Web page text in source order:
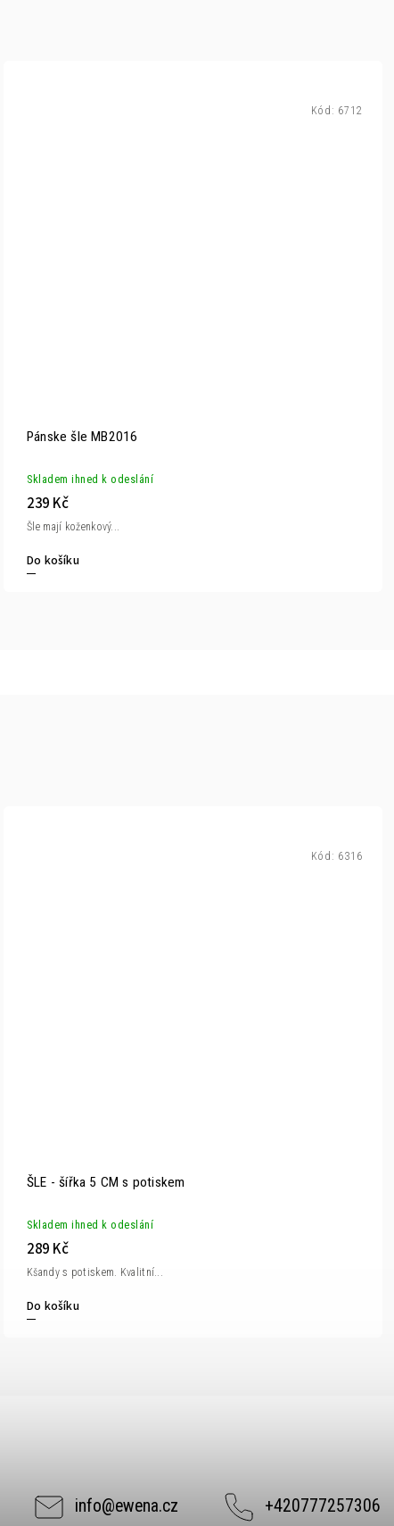
Pánske šle MB2016
Skladem ihned k odeslání
239 Kč
Do košíku
Šle mají koženkový...
Kód: 6712
ŠLE - šířka 5 CM s potiskem
Skladem ihned k odeslání
289 Kč
Do košíku
Kšandy s potiskem. Kvalitní...
Kód: 6316
info@ewena.cz +420777257306